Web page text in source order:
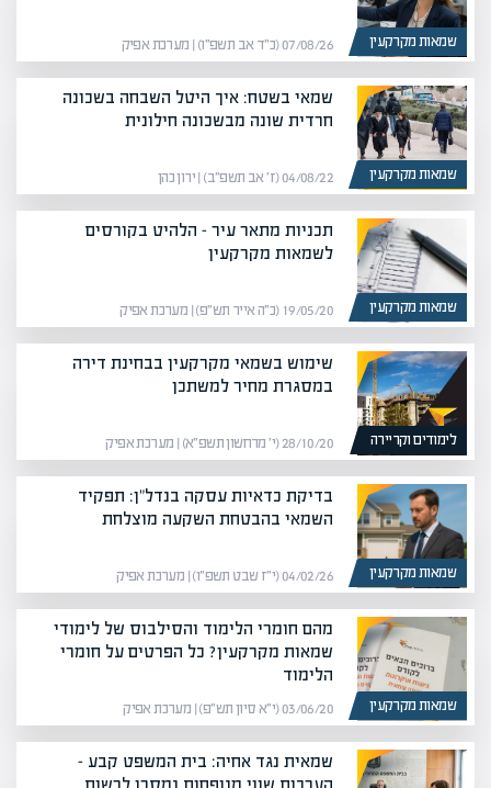
שמאות מקרקעין 07/08/26 (כ״ד אב תשפ״ו) | מערכת אפיק
שמאות מקרקעין
שמאי בשטח: איך היטל השבחה בשכונה
חרדית שונה מבשכונה חילונית
04/08/22 (ז׳ אב תשפ״ב) | ירון כהן
שמאות מקרקעין
תכניות מתאר עיר – הלהיט בקורסים
לשמאות מקרקעין
19/05/20 (כ״ה אייר תש״פ) | מערכת אפיק
לימודים וקריירה
שימוש בשמאי מקרקעין בבחינת דירה
במסגרת מחיר למשתכן
28/10/20 (י׳ מרחשון תשפ״א) | מערכת אפיק
שמאות מקרקעין
בדיקת כדאיות עסקה בנדל"ן: תפקיד
השמאי בהבטחת השקעה מוצלחת
04/02/26 (י״ז שבט תשפ״ו) | מערכת אפיק
שמאות מקרקעין
מהם חומרי הלימוד והסילבוס של לימודי
שמאות מקרקעין? כל הפרטים על חומרי
הלימוד
03/06/20 (י״א סיון תש״פ) | מערכת אפיק
שמאית נגד אחיה: בית המשפט קבע –